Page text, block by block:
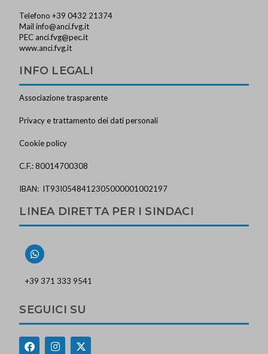
Telefono +39 0432 21374
Mailinfo@anci.fvg.it
PEC anci.fvg@pec.it
www.anci.fvg.it
INFO LEGALI
Associazione trasparente
Privacy e trattamento dei dati personali
Cookie policy
C.F.: 80014700308
IBAN: IT93I0548412305000001002197
LINEA DIRETTA PER I SINDACI
+39 371 333 9541
SEGUICI SU